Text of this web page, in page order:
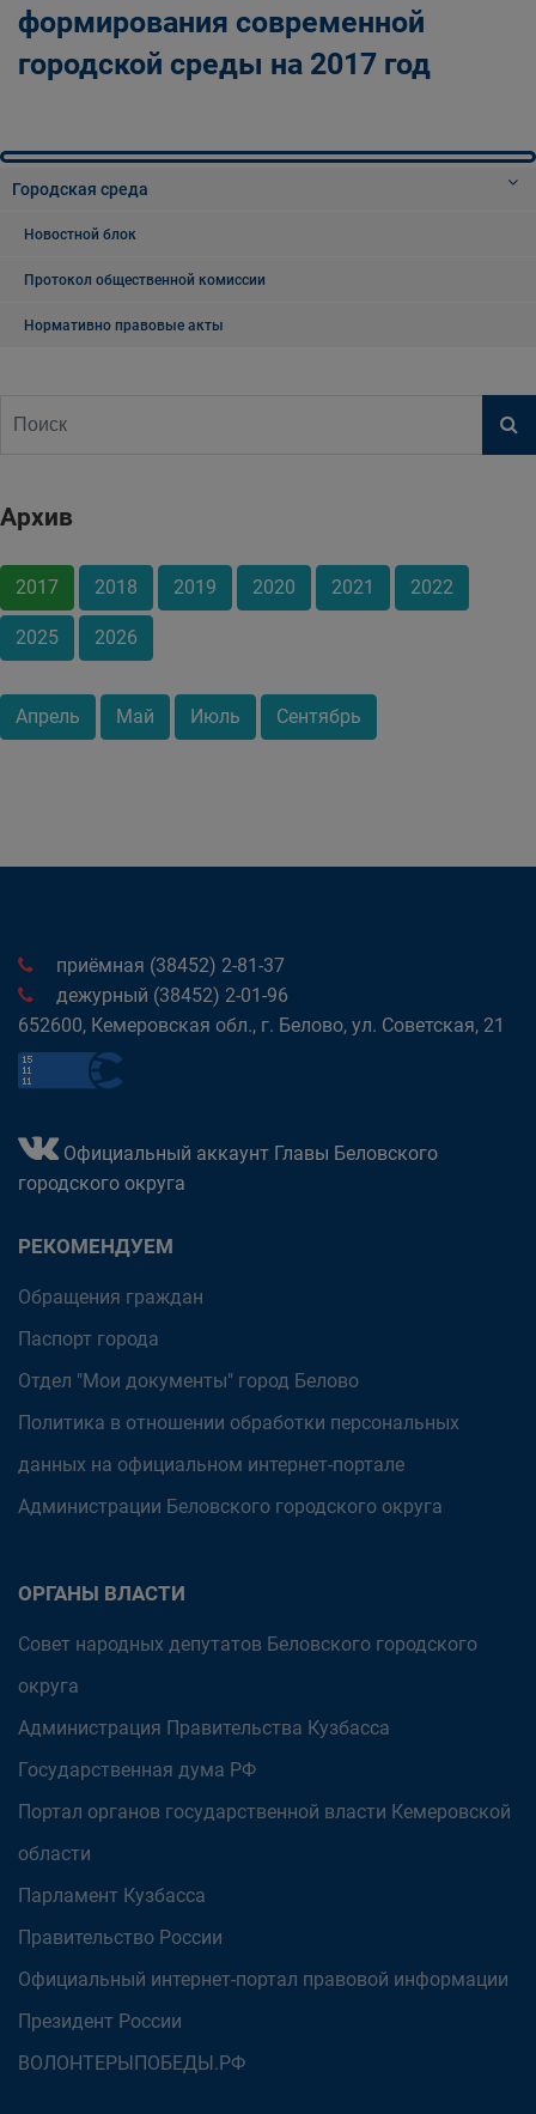
формирования современной
городской среды на 2017 год
Городская среда
Новостной блок
Протокол общественной комиссии
Нормативно правовые акты
Архив
2017 2018 2019 2020 2021 2022
2025 2026
Апрель Май Июль Сентябрь
приёмная (38452) 2-81-37
дежурный (38452) 2-01-96
652600, Кемеровская обл., г. Белово, ул. Советская, 21
Официальный аккаунт Главы Беловского
городского округа
РЕКОМЕНДУЕМ
Обращения граждан
Паспорт города
Отдел "Мои документы" город Белово
Политика в отношении обработки персональных
данных на официальном интернет-портале
Администрации Беловского городского округа
ОРГАНЫ ВЛАСТИ
Совет народных депутатов Беловского городского
округа
Администрация Правительства Кузбасса
Государственная дума РФ
Портал органов государственной власти Кемеровской
области
Парламент Кузбасса
Правительство России
Официальный интернет-портал правовой информации
Президент России
ВОЛОНТЕРЫПОБЕДЫ.РФ